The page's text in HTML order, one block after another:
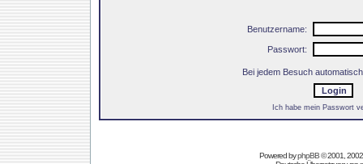
Benutzername:
Passwort:
Bei jedem Besuch
Ich habe mein Passwort
Powered byphpBB© 2001,